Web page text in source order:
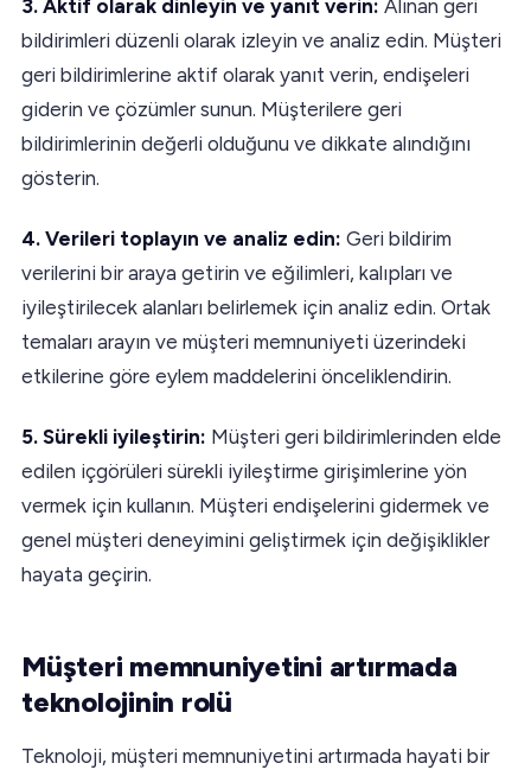
3. Aktif olarak dinleyin ve yanıt verin: Alınan geri
bildirimleri düzenli olarak izleyin ve analiz edin. Müşteri
geri bildirimlerine aktif olarak yanıt verin, endişeleri
giderin ve çözümler sunun. Müşterilere geri
bildirimlerinin değerli olduğunu ve dikkate alındığını
gösterin.
4. Verileri toplayın ve analiz edin: Geri bildirim
verilerini bir araya getirin ve eğilimleri, kalıpları ve
iyileştirilecek alanları belirlemek için analiz edin. Ortak
temaları arayın ve müşteri memnuniyeti üzerindeki
etkilerine göre eylem maddelerini önceliklendirin.
5. Sürekli iyileştirin: Müşteri geri bildirimlerinden elde
edilen içgörüleri sürekli iyileştirme girişimlerine yön
vermek için kullanın. Müşteri endişelerini gidermek ve
genel müşteri deneyimini geliştirmek için değişiklikler
hayata geçirin.
Müşteri memnuniyetini artırmada
teknolojinin rolü
Teknoloji, müşteri memnuniyetini artırmada hayati bir